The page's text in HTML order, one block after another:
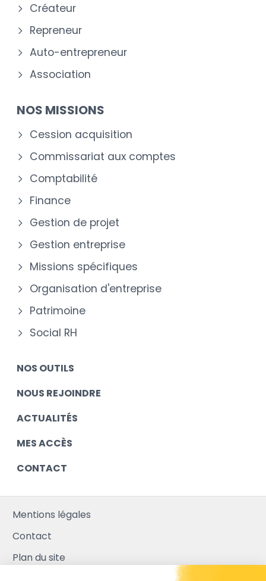
Créateur
Repreneur
Auto-entrepreneur
Association
NOS MISSIONS
Cession acquisition
Commissariat aux comptes
Comptabilité
Finance
Gestion de projet
Gestion entreprise
Missions spécifiques
Organisation d'entreprise
Patrimoine
Social RH
NOS OUTILS
NOUS REJOINDRE
ACTUALITÉS
MES ACCÈS
CONTACT
Mentions légales
Contact
Plan du site